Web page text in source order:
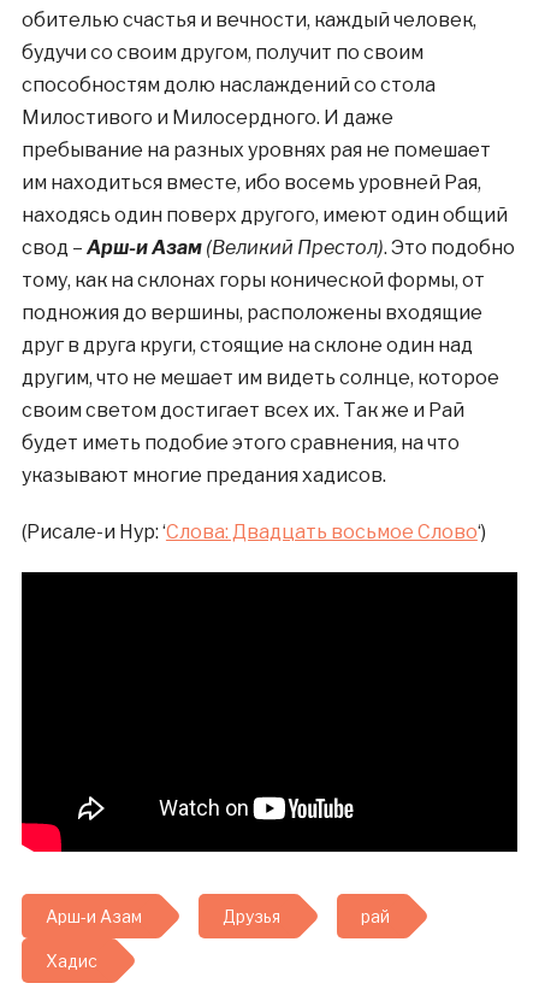
обителью счастья и вечности, каждый человек,
будучи со своим другом, получит по своим
способностям долю наслаждений со стола
Милостивого и Милосердного. И даже
пребывание на разных уровнях рая не помешает
им находиться вместе, ибо восемь уровней Рая,
находясь один поверх другого, имеют один общий
свод – Арш-и Азам (Великий Престол). Это подобно
тому, как на склонах горы конической формы, от
подножия до вершины, расположены входящие
друг в друга круги, стоящие на склоне один над
другим, что не мешает им видеть солнце, которое
своим светом достигает всех их. Так же и Рай
будет иметь подобие этого сравнения, на что
указывают многие предания хадисов.
(Рисале-и Нур: ‘Слова: Двадцать восьмое Слово‘)
Арш-и Азам Друзья рай
Хадис